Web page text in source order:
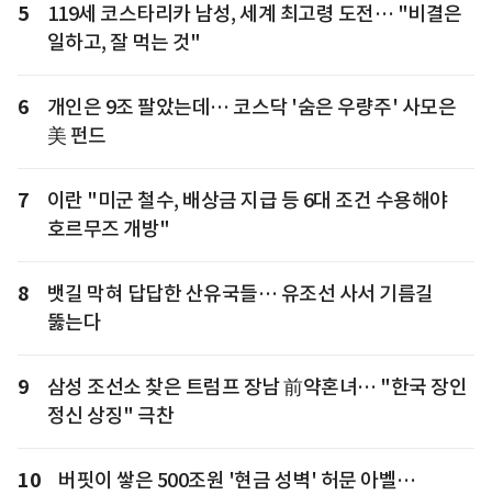
5
119세 코스타리카 남성, 세계 최고령 도전… "비결은
일하고, 잘 먹는 것"
6
개인은 9조 팔았는데… 코스닥 '숨은 우량주' 사모은
美 펀드
7
이란 "미군 철수, 배상금 지급 등 6대 조건 수용해야
호르무즈 개방"
8
뱃길 막혀 답답한 산유국들… 유조선 사서 기름길
뚫는다
9
삼성 조선소 찾은 트럼프 장남 前약혼녀… "한국 장인
정신 상징" 극찬
10
버핏이 쌓은 500조원 '현금 성벽' 허문 아벨…